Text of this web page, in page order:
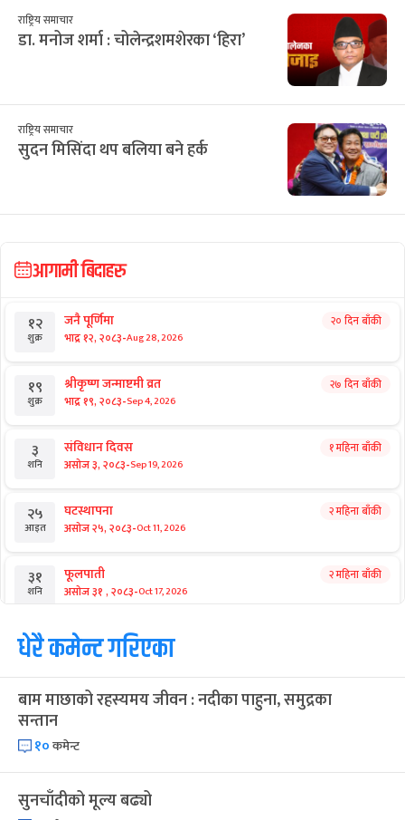
राष्ट्रिय समाचार
डा. मनोज शर्मा : चोलेन्द्रशमशेरका ‘हिरा’
राष्ट्रिय समाचार
सुदन मिसिंदा थप बलिया बने हर्क
आगामी बिदाहरु
१२
शुक्र
जनै पूर्णिमा
भाद्र १२, २०८३-Aug 28, 2026
२० दिन बाँकी
१९
शुक्र
श्रीकृष्ण जन्माष्टमी व्रत
भाद्र १९, २०८३-Sep 4, 2026
२७ दिन बाँकी
३
शनि
संविधान दिवस
असोज ३, २०८३-Sep 19, 2026
१ महिना बाँकी
२५
आइत
घटस्थापना
असोज २५, २०८३-Oct 11, 2026
२ महिना बाँकी
३१
शनि
फूलपाती
असोज ३१ , २०८३-Oct 17, 2026
२ महिना बाँकी
१
आइत
कार्तिक सङ्क्रान्ति
कार्तिक १, २०८३-Oct 18, 2026
३
मंगल
महानवमी २ महिना बाँकी
४
धेरै कमेन्ट गरिएका
बाम माछाको रहस्यमय जीवन : नदीका पाहुना, समुद्रका
सन्तान
१०कमेन्ट
सुनचाँदीको मूल्य बढ्यो